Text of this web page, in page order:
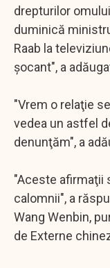
drepturilor
duminică
Raab la
şocant", a
"Vrem o relaţie
vedea un astfel
denunţăm", a
"Aceste afirmaţii
calomnii", a
Wang Wenbin,
de Externe